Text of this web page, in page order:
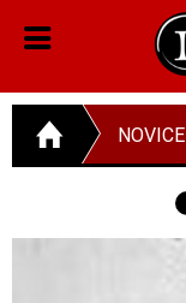
NOVICE